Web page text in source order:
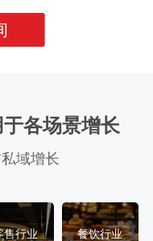
各场景增长
域增长
售行业 餐饮行业